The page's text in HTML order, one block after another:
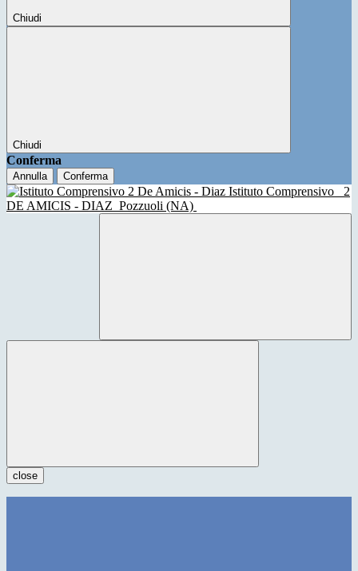
Chiudi
Chiudi
Conferma
Annulla Conferma
Istituto Comprensivo
2
DE AMICIS - DIAZ Pozzuoli (NA)
close